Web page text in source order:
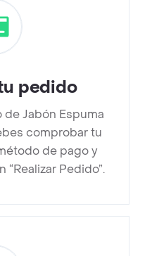
pedido
Jabón Espuma
comprobar tu
de pago y
Pedido”.